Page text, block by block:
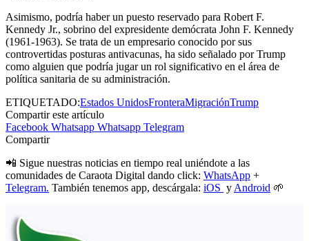
Asimismo, podría haber un puesto reservado para Robert F.
Kennedy Jr., sobrino del expresidente demócrata John F. Kennedy
(1961-1963). Se trata de un empresario conocido por sus
controvertidas posturas antivacunas, ha sido señalado por Trump
como alguien que podría jugar un rol significativo en el área de
política sanitaria de su administración.
ETIQUETADO:Estados UnidosFronteraMigraciónTrump
Compartir este artículo
Facebook Whatsapp Whatsapp Telegram
Compartir
📲 Sigue nuestras noticias en tiempo real uniéndote a las
comunidades de Caraota Digital dando click: WhatsApp +
Telegram. También tenemos app, descárgala: iOS y Android 🌱